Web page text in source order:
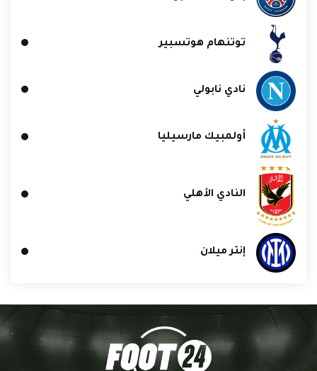
توتنهام هوتسبير
نادي نابولي
أولمبيك مارسيليا
النادي الأهلي
إنتر ميلان